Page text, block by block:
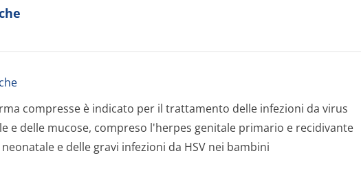
compresse è indicato per il trattamento delle infezioni da virus
e delle mucose, compreso l'herpes genitale primario e recidivante
neonatale e delle gravi infezioni da HSV nei bambini